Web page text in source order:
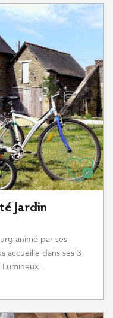
Jardin
animé par ses
accueille dans ses 3